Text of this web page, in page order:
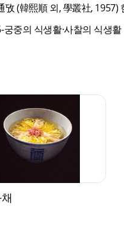
攷 (韓熙順 외, 學叢社,
중의 식생활·사찰의 식생